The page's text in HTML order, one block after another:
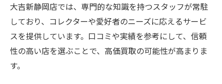
大吉新静岡店では、専門的な知識を持つスタッフが常駐
しており、コレクターや愛好者のニーズに応えるサービ
スを提供しています。口コミや実績を参考にして、信頼
性の高い店を選ぶことで、高価買取の可能性が高まりま
す。